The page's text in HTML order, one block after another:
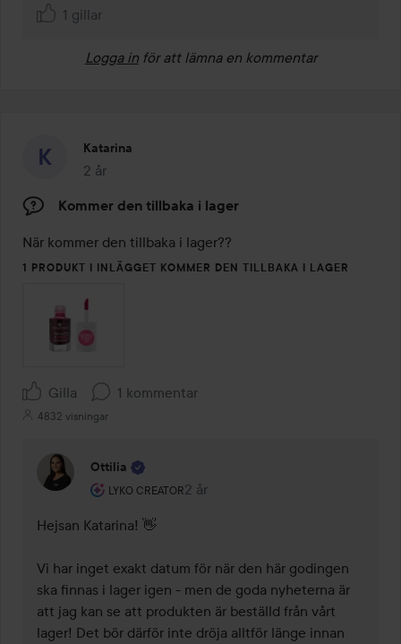
1 gillar
Logga in för att lämna en kommentar
Katarina
2 år
Inlägget skapades 2 år
Kommer den tillbaka i lager
När kommer den tillbaka i lager??
1 PRODUKT I INLÄGGET KOMMER DEN TILLBAKA I LAGER
Gilla 1 kommentar
4832 visningar
Ottilia
LYKO CREATOR
Användarens roll: Lyko Creator.
2 år
Kommentaren lades 2 år
Hejsan Katarina! 👋
Vi har inget exakt datum för när den här godingen
ska finnas i lager igen - men de goda nyheterna är
att jag kan se att produkten är beställd från vårt
lager! Det bör därför inte dröja alltför länge innan